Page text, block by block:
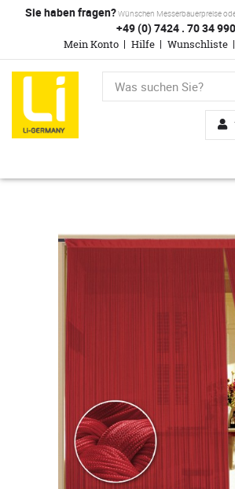
Sie haben fragen?Wünschen Messerbauerpreise
+49 (0) 7424 . 70 34 990
Mein Konto Hilfe Wunschliste